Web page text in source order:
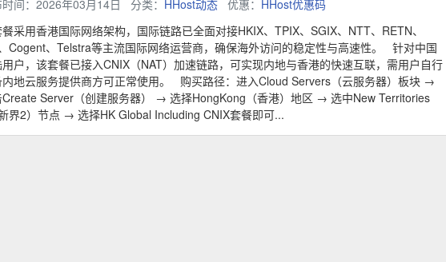
间：2026年03月14日 分类： HHost动态 优惠： HHost优惠码
采用香港国际网络架构，国际链路已全面对接HKIX、TPIX、SGIX、NTT、RETN、
Cogent、Telstra等主流国际网络运营商，确保海外访问的稳定性与高速性。 针对中国
户，该套餐已接入CNIX（NAT）加速链路，可实现内地与香港的快速互联，需用户自行
内地云服务提供商方可正常使用。 购买路径：进入Cloud Servers（云服务器）板块 →
Create Server（创建服务器） → 选择HongKong（香港）地区 → 选中New Territories
界2）节点 → 选择HK Global Including CNIX套餐即可...